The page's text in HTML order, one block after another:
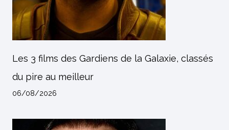
Les 3 films des Gardiens de la Galaxie, classés
du pire au meilleur
06/08/2026